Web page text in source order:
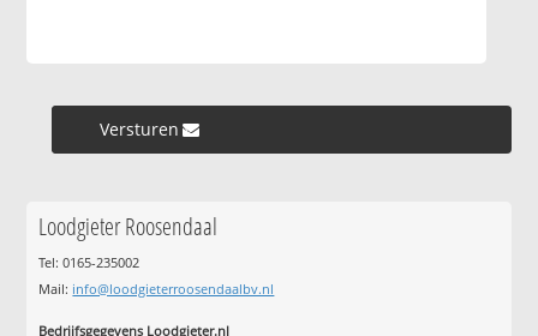
Versturen »
Loodgieter Roosendaal
Tel: 0165-235002
Mail: info@loodgieterroosendaalbv.nl
Bedrijfsgegevens Loodgieter.nl